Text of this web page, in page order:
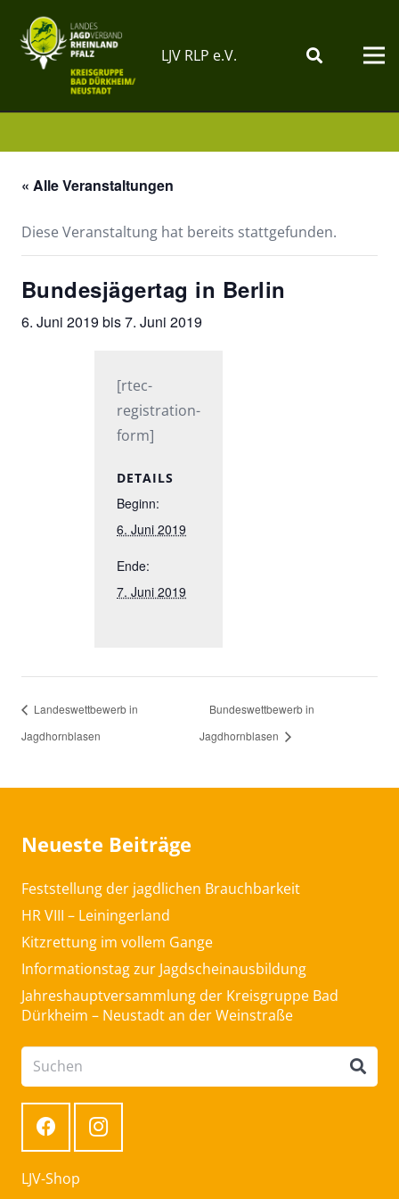
LJV RLP e.V.
« Alle Veranstaltungen
Diese Veranstaltung hat bereits stattgefunden.
Bundesjägertag in Berlin
6. Juni 2019 bis7. Juni 2019
[rtec-
registration-
form]
DETAILS
Beginn:
6. Juni 2019
Ende:
7. Juni 2019
Landeswettbewerb in
Jagdhornblasen
Bundeswettbewerb in
Jagdhornblasen
Neueste Beiträge
Feststellung der jagdlichen Brauchbarkeit
HR VIII – Leiningerland
Kitzrettung im vollem Gange
Informationstag zur Jagdscheinausbildung
Jahreshauptversammlung der Kreisgruppe Bad
Dürkheim – Neustadt an der Weinstraße
LJV-Shop